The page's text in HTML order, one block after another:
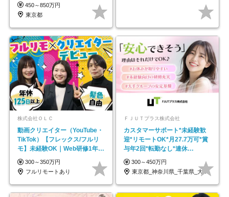
450～850万円
東京都
株式会社ＯＬＣ
動画クリエイター（YouTube・
TikTok）【フレックス/フルリ
モ】未経験OK｜Web研修1年間
｜副業OK
300～350万円
フルリモートあり
ＦＪＵＴプラス株式会社
カスタマーサポート*未経験歓
迎*リモートOK*月27.7万可*賞
与年2回*転勤なし*連休
OK/ZE010232
300～450万円
東京都_神奈川県_千葉県_大阪府_愛知県…